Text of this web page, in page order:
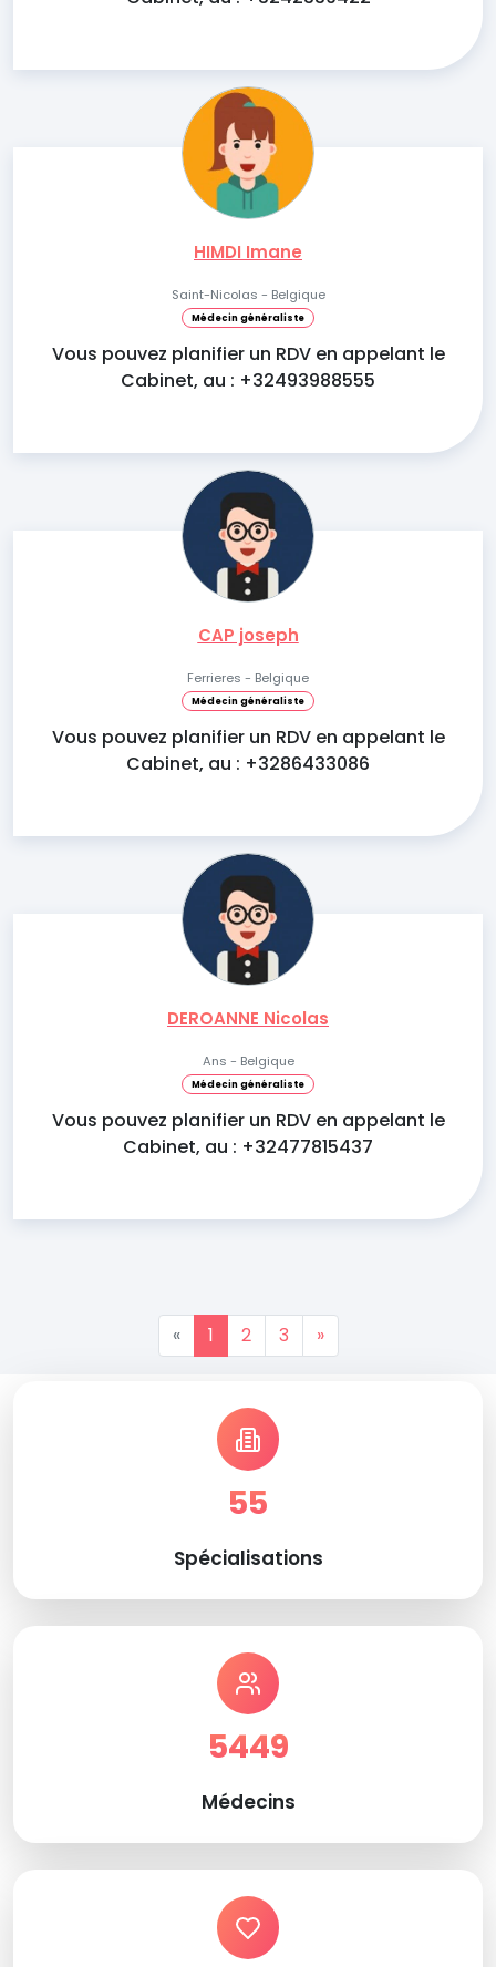
HIMDI Imane
Saint-Nicolas - Belgique
Médecin généraliste
Vous pouvez planifier un RDV en appelant le
Cabinet, au : +32493988555
CAP joseph
Ferrieres - Belgique
Médecin généraliste
Vous pouvez planifier un RDV en appelant le
Cabinet, au : +3286433086
DEROANNE Nicolas
Ans - Belgique
Médecin généraliste
Vous pouvez planifier un RDV en appelant le
Cabinet, au : +32477815437
« 1 2 3 »
55
Spécialisations
5449
Médecins